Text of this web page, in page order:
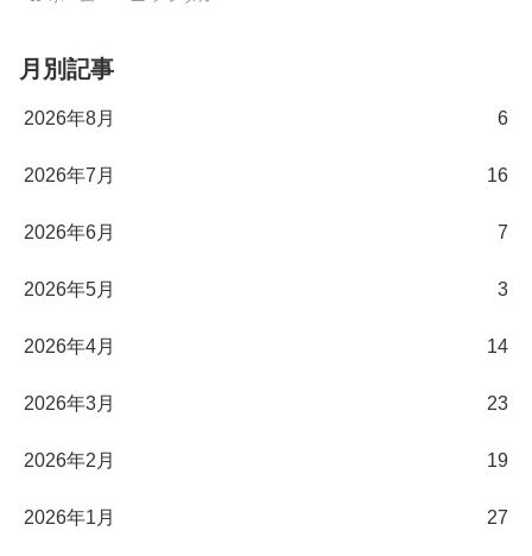
月別記事
2026年8月 6
2026年7月 16
2026年6月 7
2026年5月 3
2026年4月 14
2026年3月 23
2026年2月 19
2026年1月 27